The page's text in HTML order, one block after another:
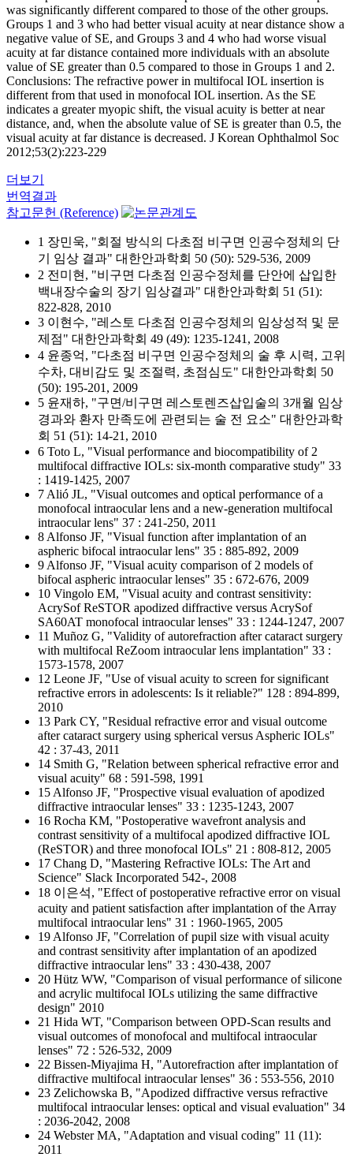
was significantly different compared to those of the other groups.
Groups 1 and 3 who had better visual acuity at near distance show a
negative value of SE, and Groups 3 and 4 who had worse visual
acuity at far distance contained more individuals with an absolute
value of SE greater than 0.5 compared to those in Groups 1 and 2.
Conclusions: The refractive power in multifocal IOL insertion is
different from that used in monofocal IOL insertion. As the SE
indicates a greater myopic shift, the visual acuity is better at near
distance, and, when the absolute value of SE is greater than 0.5, the
visual acuity at far distance is decreased. J Korean Ophthalmol Soc
2012;53(2):223-229
더보기
번역결과
참고문헌 (Reference)
1 장민욱, "회절 방식의 다초점 비구면 인공수정체의 단
기 임상 결과" 대한안과학회 50 (50): 529-536, 2009
2 전미현, "비구면 다초점 인공수정체를 단안에 삽입한
백내장수술의 장기 임상결과" 대한안과학회 51 (51):
822-828, 2010
3 이현수, "레스토 다초점 인공수정체의 임상성적 및 문
제점" 대한안과학회 49 (49): 1235-1241, 2008
4 윤종억, "다초점 비구면 인공수정체의 술 후 시력, 고위
수차, 대비감도 및 조절력, 초점심도" 대한안과학회 50
(50): 195-201, 2009
5 윤재하, "구면/비구면 레스토렌즈삽입술의 3개월 임상
경과와 환자 만족도에 관련되는 술 전 요소" 대한안과학
회 51 (51): 14-21, 2010
6 Toto L, "Visual performance and biocompatibility of 2
multifocal diffractive IOLs: six-month comparative study" 33
: 1419-1425, 2007
7 Alió JL, "Visual outcomes and optical performance of a
monofocal intraocular lens and a new-generation multifocal
intraocular lens" 37 : 241-250, 2011
8 Alfonso JF, "Visual function after implantation of an
aspheric bifocal intraocular lens" 35 : 885-892, 2009
9 Alfonso JF, "Visual acuity comparison of 2 models of
bifocal aspheric intraocular lenses" 35 : 672-676, 2009
10 Vingolo EM, "Visual acuity and contrast sensitivity:
AcrySof ReSTOR apodized diffractive versus AcrySof
SA60AT monofocal intraocular lenses" 33 : 1244-1247, 2007
11 Muñoz G, "Validity of autorefraction after cataract surgery
with multifocal ReZoom intraocular lens implantation" 33 :
1573-1578, 2007
12 Leone JF, "Use of visual acuity to screen for significant
refractive errors in adolescents: Is it reliable?" 128 : 894-899,
2010
13 Park CY, "Residual refractive error and visual outcome
after cataract surgery using spherical versus Aspheric IOLs"
42 : 37-43, 2011
14 Smith G, "Relation between spherical refractive error and
visual acuity" 68 : 591-598, 1991
15 Alfonso JF, "Prospective visual evaluation of apodized
diffractive intraocular lenses" 33 : 1235-1243, 2007
16 Rocha KM, "Postoperative wavefront analysis and
contrast sensitivity of a multifocal apodized diffractive IOL
(ReSTOR) and three monofocal IOLs" 21 : 808-812, 2005
17 Chang D, "Mastering Refractive IOLs: The Art and
Science" Slack Incorporated 542-, 2008
18 이은석, "Effect of postoperative refractive error on visual
acuity and patient satisfaction after implantation of the Array
multifocal intraocular lens" 31 : 1960-1965, 2005
19 Alfonso JF, "Correlation of pupil size with visual acuity
and contrast sensitivity after implantation of an apodized
diffractive intraocular lens" 33 : 430-438, 2007
20 Hütz WW, "Comparison of visual performance of silicone
and acrylic multifocal IOLs utilizing the same diffractive
design" 2010
21 Hida WT, "Comparison between OPD-Scan results and
visual outcomes of monofocal and multifocal intraocular
lenses" 72 : 526-532, 2009
22 Bissen-Miyajima H, "Autorefraction after implantation of
diffractive multifocal intraocular lenses" 36 : 553-556, 2010
23 Zelichowska B, "Apodized diffractive versus refractive
multifocal intraocular lenses: optical and visual evaluation" 34
: 2036-2042, 2008
24 Webster MA, "Adaptation and visual coding" 11 (11):
2011